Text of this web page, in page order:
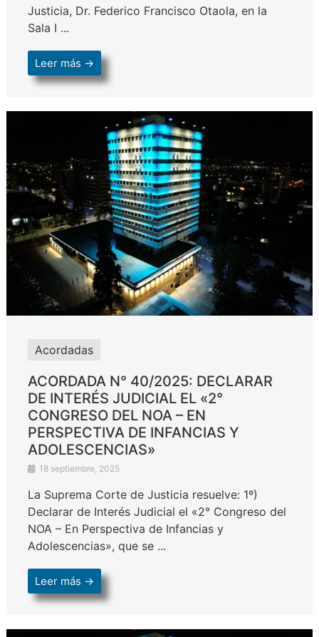
Justicia, Dr. Federico Francisco Otaola, en la
Sala I ...
Leer más →
Acordadas
ACORDADA N° 40/2025: DECLARAR
DE INTERÉS JUDICIAL EL «2°
CONGRESO DEL NOA – EN
PERSPECTIVA DE INFANCIAS Y
ADOLESCENCIAS»
18 septiembre, 2025
La Suprema Corte de Justicia resuelve: 1º)
Declarar de Interés Judicial el «2° Congreso del
NOA – En Perspectiva de Infancias y
Adolescencias», que se ...
Leer más →